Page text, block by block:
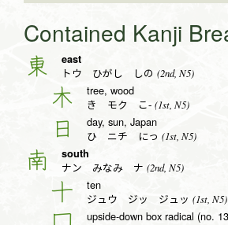
Contained Kanji
東 east
トウ ひがし しの (2nd, N5)
木 tree, wood
き モク こ- (1st, N5)
日 day, sun, Japan
ひ ニチ にっ (1st, N5)
南 south
ナン みなみ ナ (2nd, N5)
十 ten
ジュウ ジッ ジュッ (1st, N5)
upside-down box radical (no.